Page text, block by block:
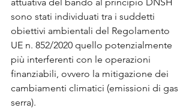
sono stati individuati tra i suddetti
obiettivi ambientali del Regolamento
UE n. 852/2020 quello potenzialmente
più interferenti con le operazioni
finanziabili, ovvero la mitigazione dei
cambiamenti climatici (emissioni di gas
serra).